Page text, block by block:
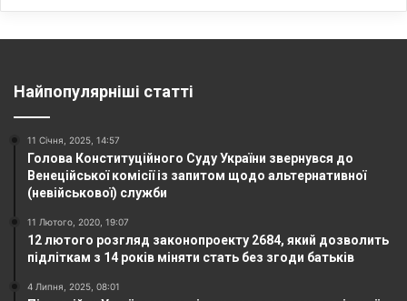
Найпопулярніші статті
11 Січня, 2025, 14:57
Голова Конституційного Суду України звернувся до
Венеційської комісії із запитом щодо альтернативної
(невійськової) служби
11 Лютого, 2020, 19:07
12 лютого розгляд законопроекту 2684, який дозволить
підліткам з 14 років міняти стать без згоди батьків
4 Липня, 2025, 08:01